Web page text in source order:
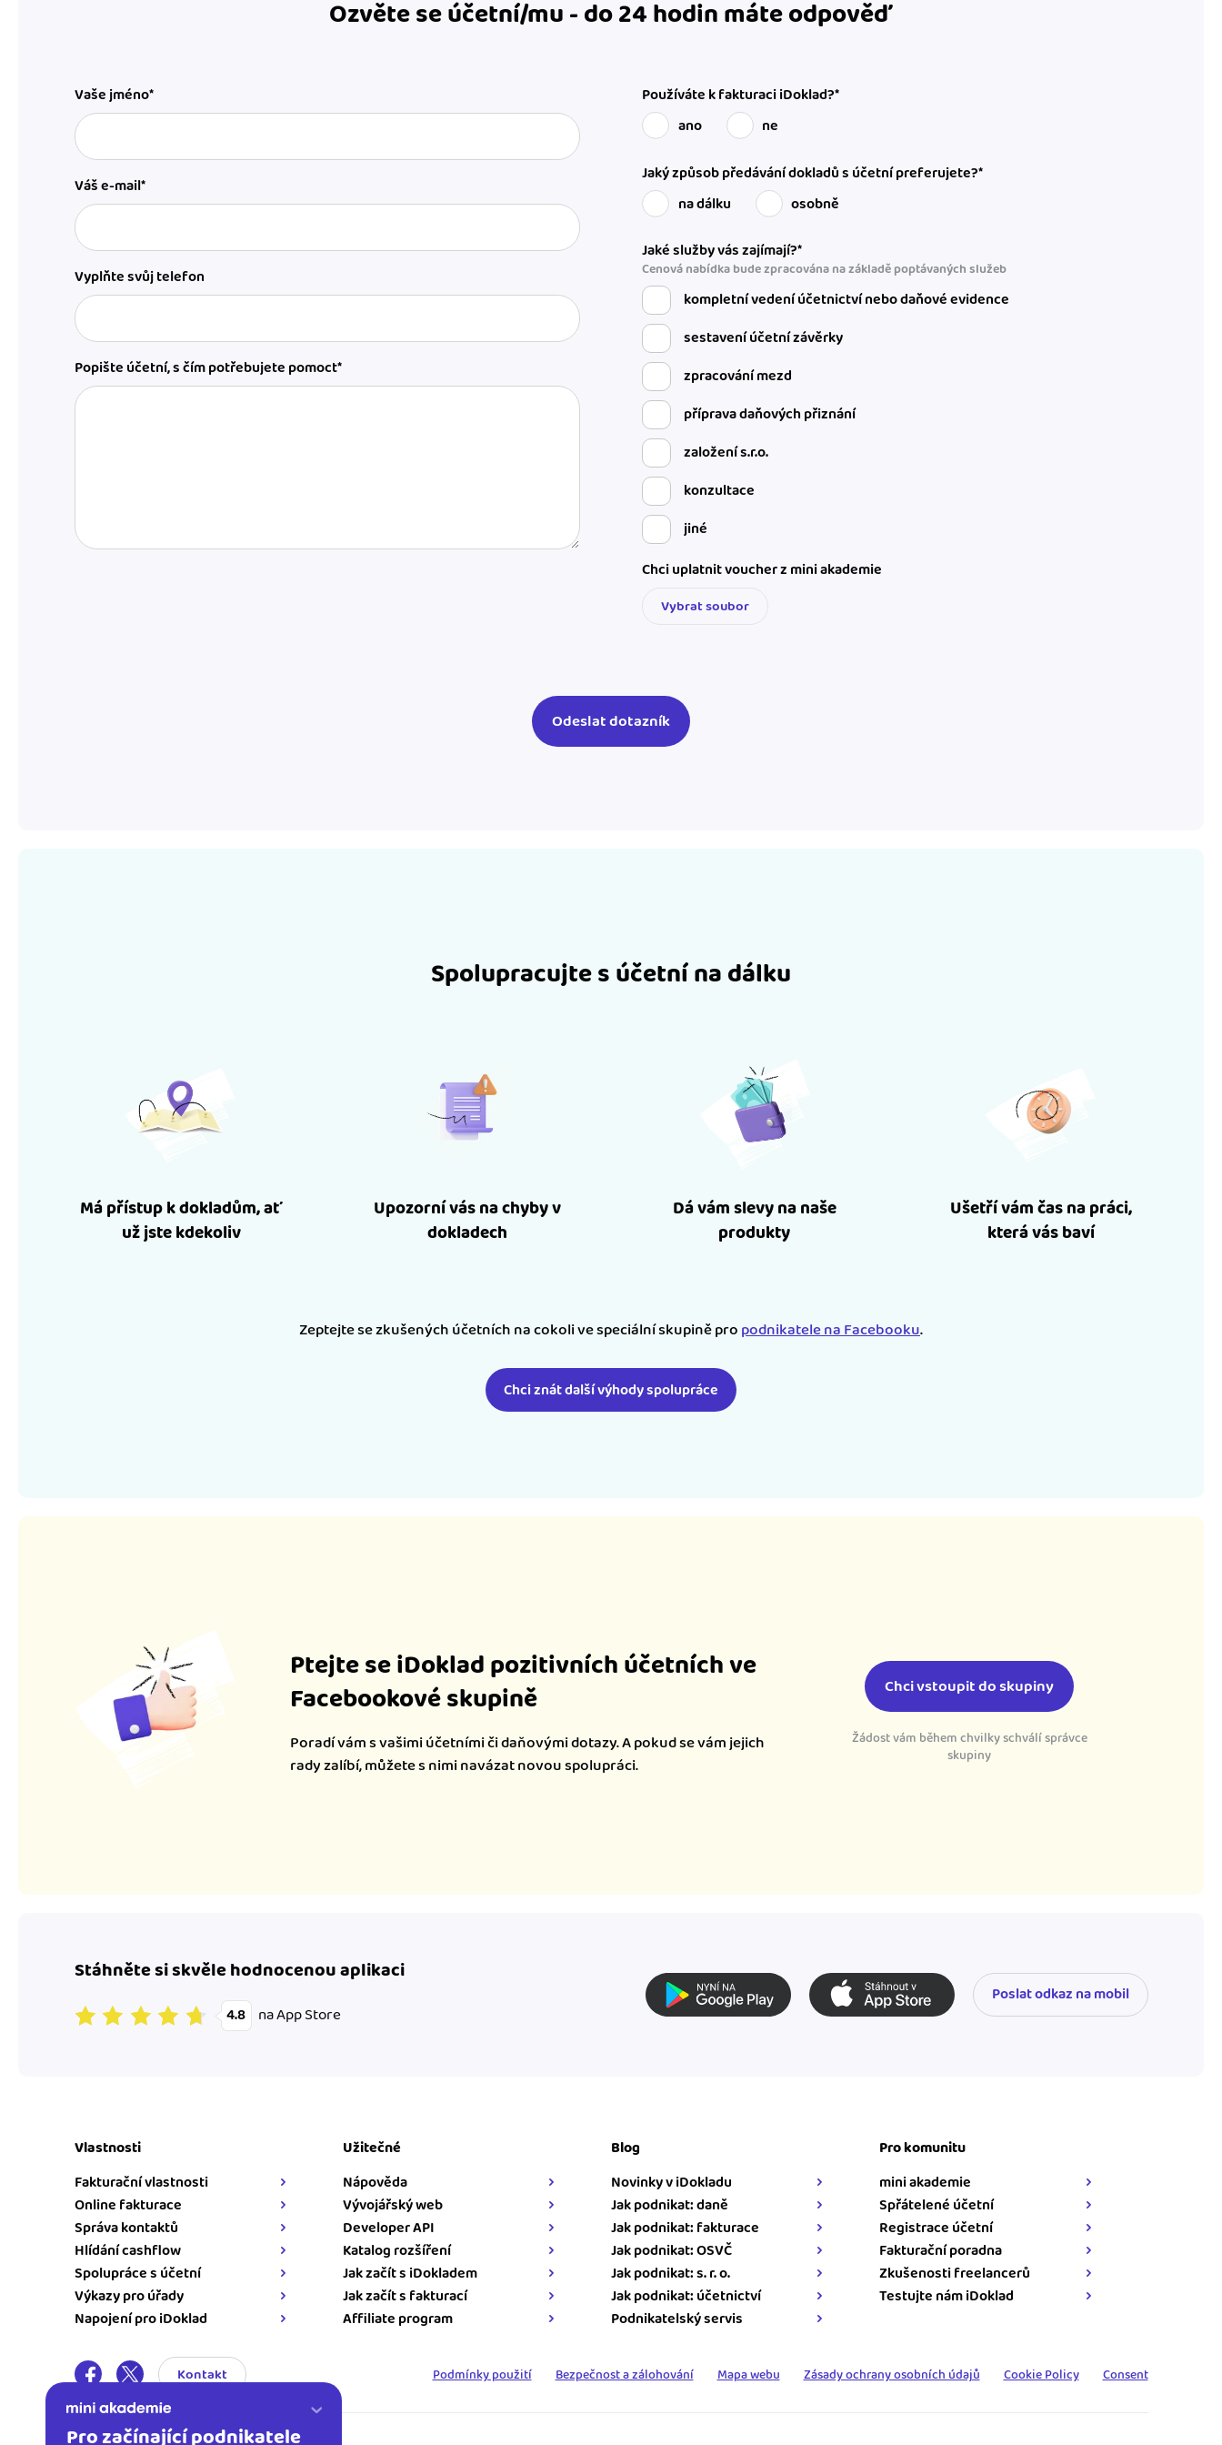
Ozvěte se účetní/mu - do 24 hodin máte odpověď
Vaše jméno*
Váš e-mail*
Vyplňte svůj telefon
Popište účetní, s čím potřebujete pomoct*
Používáte k fakturaci iDoklad?*
ano
ne
Jaký způsob předávání dokladů s účetní preferujete?*
na dálku
osobně
Jaké služby vás zajímají?*
Cenová nabídka bude zpracována na základě poptávaných služeb
kompletní vedení účetnictví nebo daňové evidence
sestavení účetní závěrky
zpracování mezd
příprava daňových přiznání
založení s.r.o.
konzultace
jiné
Chci uplatnit voucher z mini akademie
Vybrat soubor
Spolupracujte s účetní na dálku
Má přístup k dokladům, ať
už jste kdekoliv
Upozorní vás na chyby v
dokladech
Dá vám slevy na naše
produkty
Ušetří vám čas na práci,
která vás baví
Zeptejte se zkušených účetních na cokoli ve speciální skupině propodnikatele na Facebooku.
Chci znát další výhody spolupráce
Ptejte se iDoklad pozitivních účetních ve
Facebookové skupině
Poradí vám s vašimi účetními či daňovými dotazy. A pokud se vám jejich
rady zalíbí, můžete s nimi navázat novou spolupráci.
Chci vstoupit do skupiny
Žádost vám během chvilky schválí správce
skupiny
Stáhněte si skvěle hodnocenou aplikaci
4.8 na App Store
Poslat odkaz na mobil
Pro začínající podnikatele
Vlastnosti
Fakturační vlastnosti
Online fakturace
Správa kontaktů
Hlídání cashflow
Spolupráce s účetní
Výkazy pro úřady
Napojení pro iDoklad
Užitečné
Nápověda
Vývojářský web
Developer API
Katalog rozšíření
Jak začít s iDokladem
Jak začít s fakturací
Affiliate program
Blog
Novinky v iDokladu
Jak podnikat: daně
Jak podnikat: fakturace
Jak podnikat: OSVČ
Jak podnikat: s. r. o.
Jak podnikat: účetnictví
Podnikatelský servis
Pro komunitu
mini akademie
Spřátelené účetní
Registrace účetní
Fakturační poradna
Zkušenosti freelancerů
Testujte nám iDoklad
Kontakt Podmínky použití Bezpečnost a zálohování Mapa webu Zásady ochrany osobních údajů Cookie Policy Consent